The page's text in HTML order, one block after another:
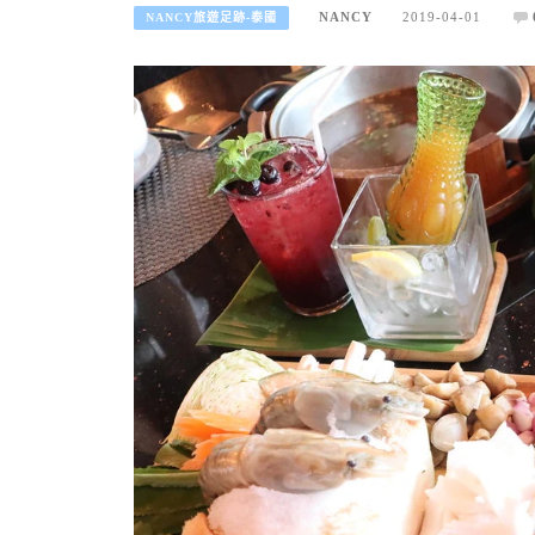
NANCY旅遊足跡-泰國 NANCY 2019-04-01